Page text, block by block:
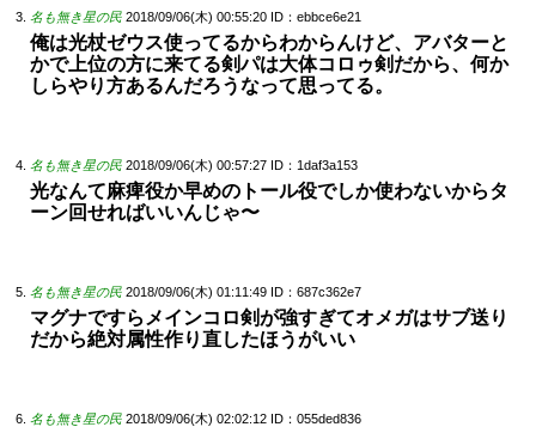
名も無き星の民 2018/09/06(木) 00:55:20 ID：ebbce6e21
俺は光杖ゼウス使ってるからわからんけど、アバターと
かで上位の方に来てる剣パは大体コロゥ剣だから、何か
しらやり方あるんだろうなって思ってる。
名も無き星の民 2018/09/06(木) 00:57:27 ID：1daf3a153
光なんて麻痺役か早めのトール役でしか使わないからタ
ーン回せればいいんじゃ〜
名も無き星の民 2018/09/06(木) 01:11:49 ID：687c362e7
マグナですらメインコロ剣が強すぎてオメガはサブ送り
だから絶対属性作り直したほうがいい
名も無き星の民 2018/09/06(木) 02:02:12 ID：055ded836